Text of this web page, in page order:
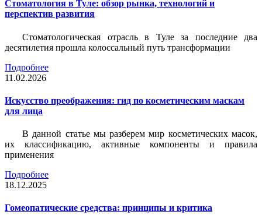
Стоматология в Туле: обзор рынка, технологий и
перспектив развития
Стоматологическая отрасль в Туле за последние два
десятилетия прошла колоссальный путь трансформации
Подробнее
11.02.2026
Искусство преображения: гид по косметическим маскам
для лица
В данной статье мы разберем мир косметических масок,
их классификацию, активные компоненты и правила
применения
Подробнее
18.12.2025
Гомеопатические средства: принципы и критика